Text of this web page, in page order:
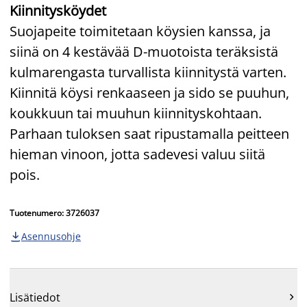
Kiinnitysköydet
Suojapeite toimitetaan köysien kanssa, ja
siinä on 4 kestävää D-muotoista teräksistä
kulmarengasta turvallista kiinnitystä varten.
Kiinnitä köysi renkaaseen ja sido se puuhun,
koukkuun tai muuhun kiinnityskohtaan.
Parhaan tuloksen saat ripustamalla peitteen
hieman vinoon, jotta sadevesi valuu siitä
pois.
Tuotenumero: 3726037
 Asennusohje
Lisätiedot 